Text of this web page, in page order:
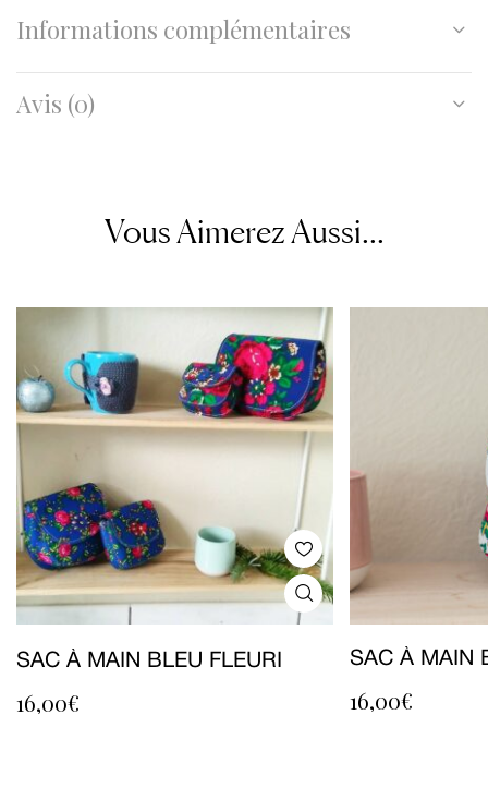
Informations complémentaires
Avis (0)
Vous Aimerez Aussi...
SAC À MAIN BLEU FLEURI
16,00€
SAC À MAIN
16,00€